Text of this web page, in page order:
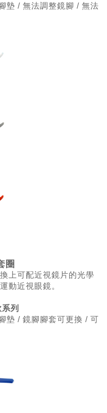
墊 / 無法調整鏡腳 / 無法
圈
上可配近視鏡片的光學
動近視眼鏡。
列
墊 / 鏡腳腳套可更換 / 可